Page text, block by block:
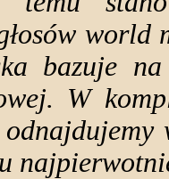
bazuje
W